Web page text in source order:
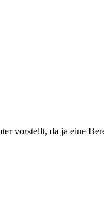
vorstellt, da ja eine